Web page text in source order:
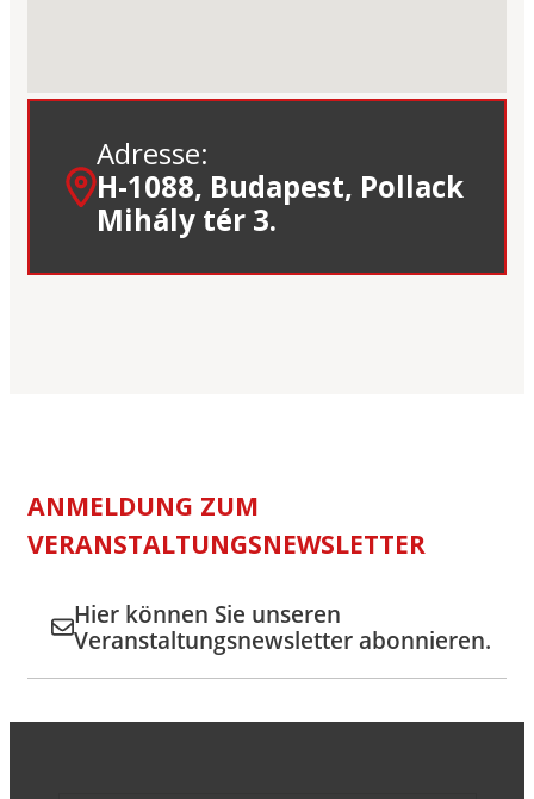
Adresse:
H-1088, Budapest, Pollack
Mihály tér 3.
ANMELDUNG ZUM
VERANSTALTUNGSNEWSLETTER
Hier können Sie unseren
Veranstaltungsnewsletter abonnieren.